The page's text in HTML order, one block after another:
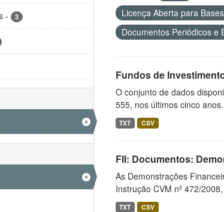
- 3
Licença Aberta para
Documentos Periódicos e
Fundos de
O conjunto de dados
555, nos últimos cinco
TXT CSV
FII: Documentos:
As Demonstrações
Instrução CVM nº 472/
TXT CSV